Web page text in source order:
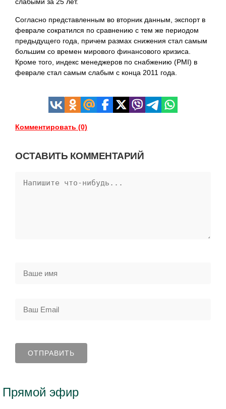
Согласно представленным во вторник данным, экспорт в
феврале сократился по сравнению с тем же периодом
предыдущего года, причем размах снижения стал самым
большим со времен мирового финансового кризиса.
Кроме того, индекс менеджеров по снабжению (PMI) в
феврале стал самым слабым с конца 2011 года.
Комментировать (0)
ОСТАВИТЬ КОММЕНТАРИЙ
Прямой эфир